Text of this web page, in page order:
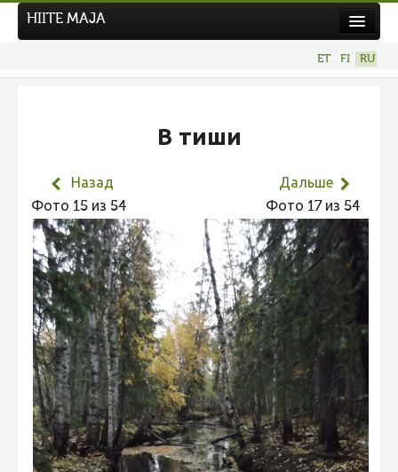
HIITE MAJA
ET FI RU
В тиши
Назад
Фото 15 из 54
Дальше
Фото 17 из 54